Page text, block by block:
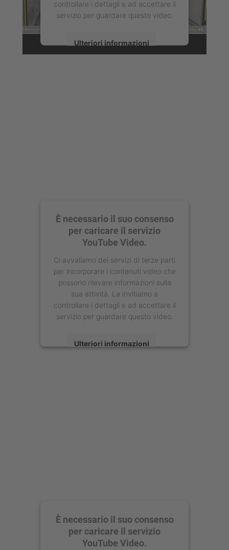
controllare i dettagli e ad accettare il
servizio per guardare questo video.
Ulteriori informazioni
È necessario il suo consenso
per caricare il servizio
YouTube Video.
Ci avvaliamo dei servizi di terze parti
per incorporare i contenuti video che
possono rilevare informazioni sulla
sua attività. La invitiamo a
controllare i dettagli e ad accettare il
servizio per guardare questo video.
Ulteriori informazioni
È necessario il suo consenso
per caricare il servizio
YouTube Video.